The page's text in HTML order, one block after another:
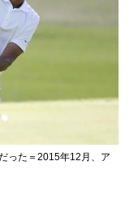
った＝2015年12月、ア